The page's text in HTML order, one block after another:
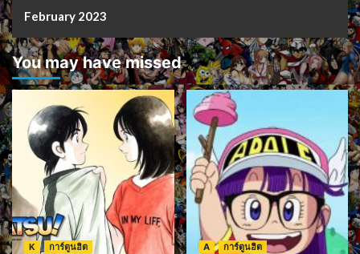
February 2023
You may have missed
K การ์ตูนฮิต A การ์ตูนฮิต